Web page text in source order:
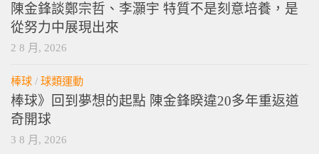
陳金鋒談鄭宗哲、李灝宇 特質不是刻意培養，是
從努力中展現出來
2 8 月, 2026
棒球 / 球類運動
棒球》回到夢想的起點 陳金鋒睽違20多年重返道
奇開球
3 8 月, 2026